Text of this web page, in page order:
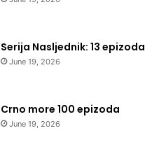
Serija Nasljednik: 13 epizoda
June 19, 2026
Crno more 100 epizoda
June 19, 2026